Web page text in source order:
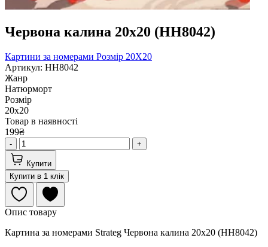
Червона калина 20х20 (HH8042)
Картини за номерами Розмір 20Х20
Артикул: HH8042
Жанр
Натюрморт
Розмір
20х20
Товар в наявності
199₴
- +
Купити
Купити в 1 клік
Опис товару
Картина за номерами Strateg Червона калина 20х20 (HH8042)